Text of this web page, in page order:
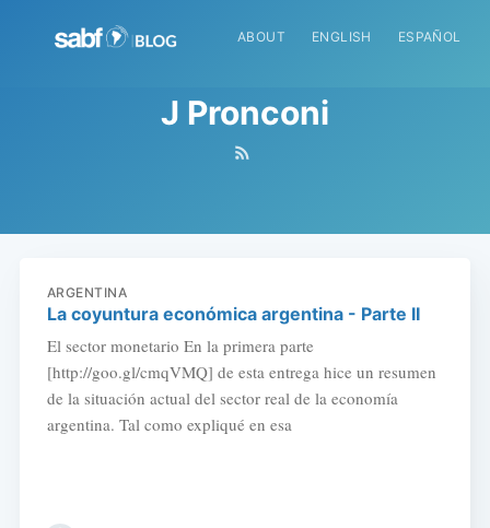
ABOUT ENGLISH ESPAÑOL
J Pronconi
ARGENTINA
La coyuntura económica argentina - Parte II
El sector monetario En la primera parte
[http://goo.gl/cmqVMQ] de esta entrega hice un resumen
de la situación actual del sector real de la economía
argentina. Tal como expliqué en esa